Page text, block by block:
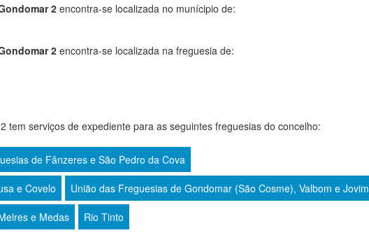
2 encontra-se localizada no munícipio de:
2 encontra-se localizada na freguesia de:
tem serviços de expediente para as seguintes freguesias do concelho:
de Fânzeres e São Pedro da Cova
e Covelo União das Freguesias de Gondomar (São Cosme), Valbom e Jovim
e Medas Rio Tinto